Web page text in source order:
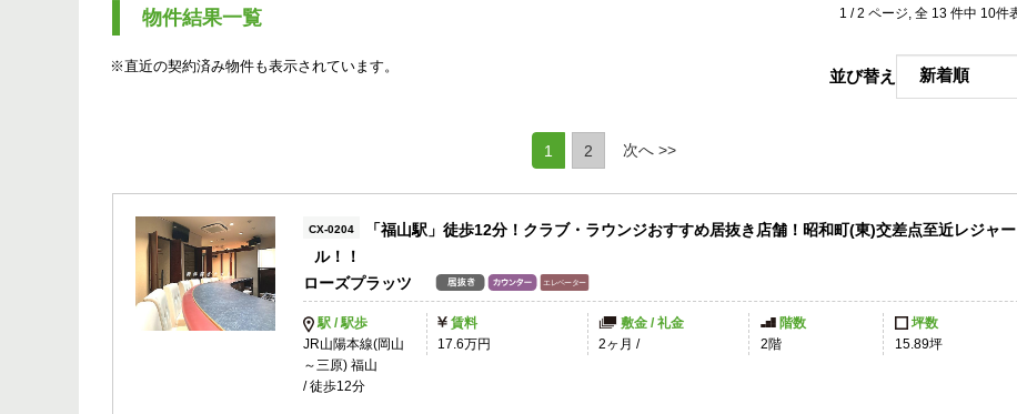
物件結果一覧 1 / 2 ページ, 全 13 件中 10件
※直近の契約済み物件も表示されています。
並び替え
1 (current)
2 次へ >>
CX-0204
「福山駅」徒歩12分！クラブ・ラウンジおすすめ居抜き店舗！昭和町(東)交差点至近レジャ
ル！！
ローズプラッツ
駅 / 駅歩
JR山陽本線(岡山
～三原) 福山
/ 徒歩12分
賃料
17.6万円
敷金 / 礼金
2ヶ月 /
階数
2階
坪数
15.89坪